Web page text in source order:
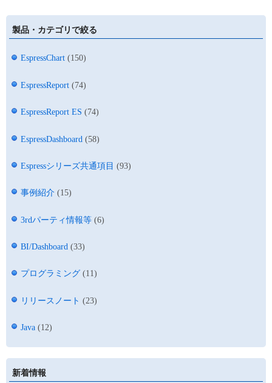
製品・カテゴリで絞る
EspressChart (150)
EspressReport (74)
EspressReport ES (74)
EspressDashboard (58)
Espressシリーズ共通項目 (93)
事例紹介 (15)
3rdパーティ情報等 (6)
BI/Dashboard (33)
プログラミング (11)
リリースノート (23)
Java (12)
新着情報